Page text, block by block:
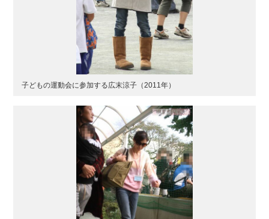
子どもの運動会に参加する広末涼子（2011年）